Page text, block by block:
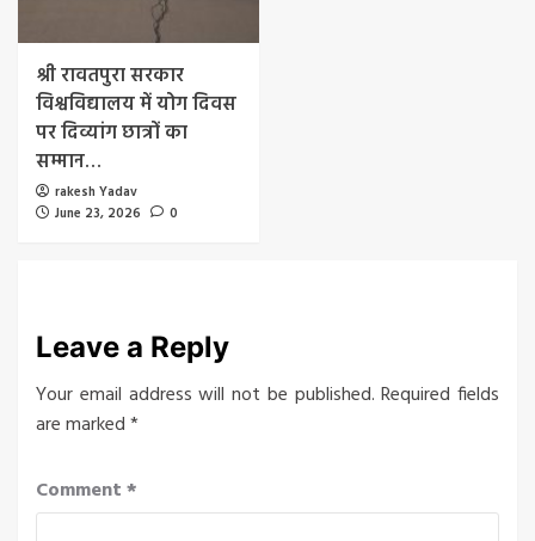
श्री रावतपुरा सरकार
विश्वविद्यालय में योग दिवस
पर दिव्यांग छात्रों का
सम्मान…
rakesh Yadav
June 23, 2026
0
Leave a Reply
Your email address will not be published. Required fields
are marked*
Comment*